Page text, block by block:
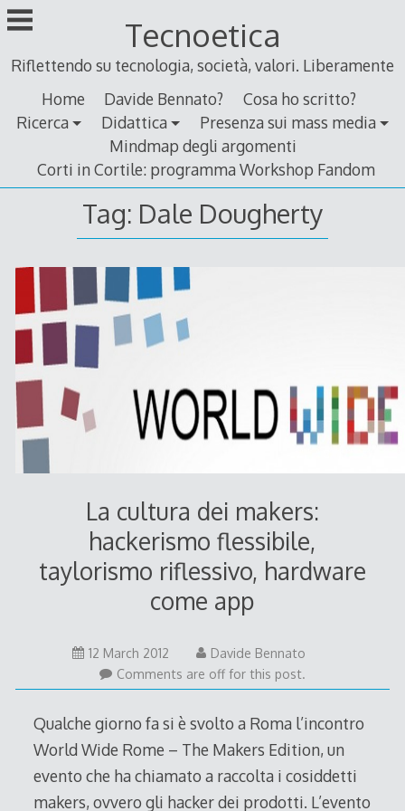
Skip
to
Tecnoetica
Riflettendo su tecnologia, società, valori. Liberamente
Home
Davide Bennato?
Cosa ho scritto?
Ricerca
Didattica
Presenza sui mass media
Mindmap degli argomenti
Corti in Cortile: programma Workshop Fandom
Tag: Dale Dougherty
La cultura dei makers:
hackerismo flessibile,
taylorismo riflessivo, hardware
come app
12 March 201215
March
2012
Davide Bennato
Comments are off for this post.
Qualche giorno fa si è svolto a Roma l’incontro
World Wide Rome – The Makers Edition, un
evento che ha chiamato a raccolta i cosiddetti
makers, ovvero gli hacker dei prodotti. L’evento